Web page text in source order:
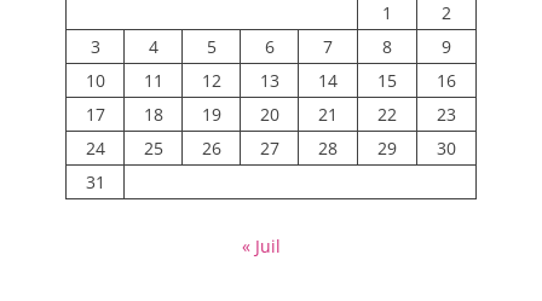
1
2
3
4 5 6 7 8
9
10
11 12 13 14 15
16
17
18 19 20 21 22
23
24
25 26 27 28 29
30
31
« Juil